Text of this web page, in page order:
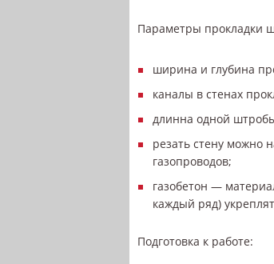
Параметры прокладки
ширина и глубина
каналы в стенах
длинна одной
резать стену можно
газопроводов;
газобетон —
каждый ряд)
Подготовка к работе: